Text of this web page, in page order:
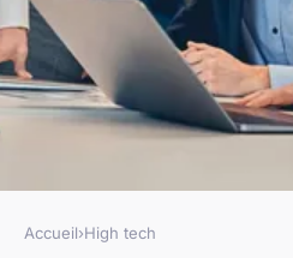
HIGH TECH
Accueil›High tech